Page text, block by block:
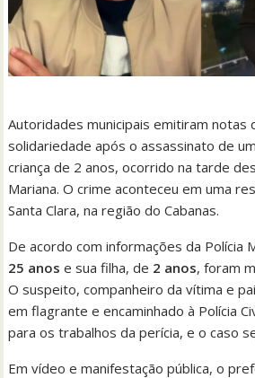
Autoridades municipais emitiram notas
solidariedade após o assassinato de
criança de 2 anos, ocorrido na tarde
Mariana. O crime aconteceu em uma
Santa Clara, na região do Cabanas.
De acordo com informações da Polícia
25 anos e sua filha, de 2 anos, foram
O suspeito, companheiro da vítima e
em flagrante e encaminhado à Polícia
para os trabalhos da perícia, e o caso
Em vídeo e manifestação pública, o